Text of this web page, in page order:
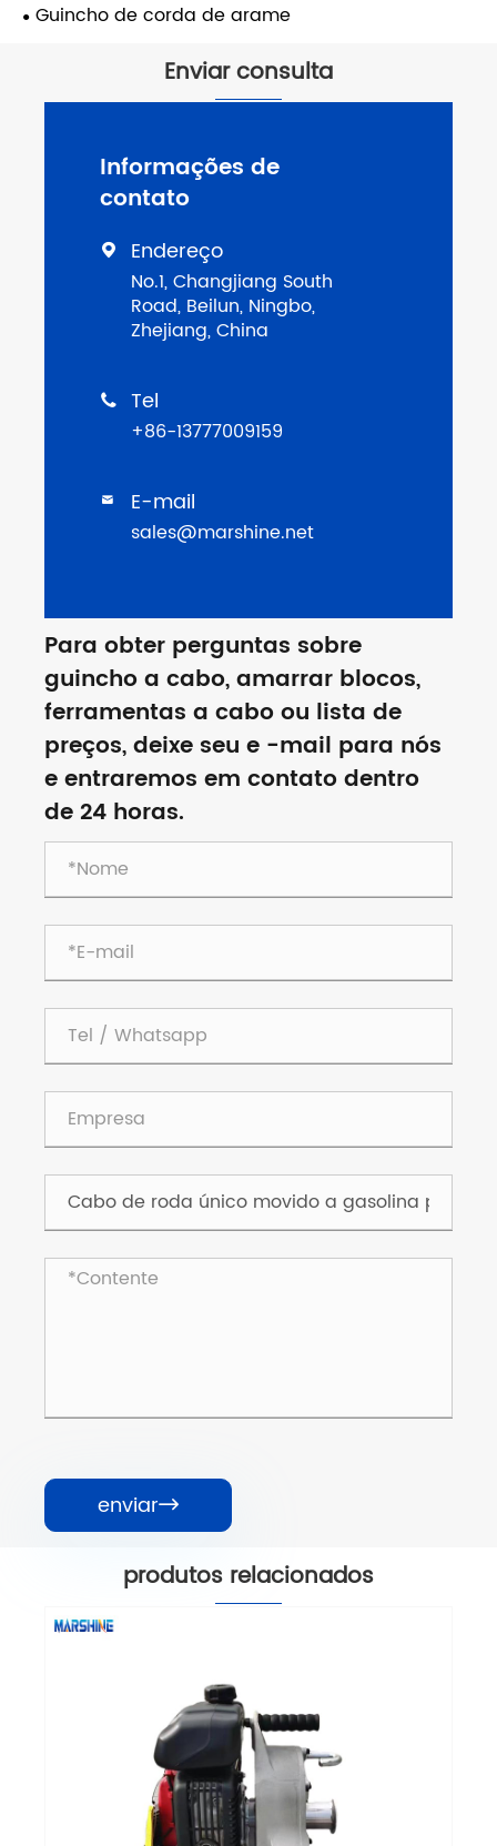
Guincho de corda de arame
Enviar consulta
Informações de
contato
 Endereço
No.1, Changjiang South
Road, Beilun, Ningbo,
Zhejiang, China
 Tel
+86-13777009159
 E-mail
sales@marshine.net
Para obter perguntas sobre
guincho a cabo, amarrar blocos,
ferramentas a cabo ou lista de
preços, deixe seu e -mail para nós
e entraremos em contato dentro
de 24 horas.
enviar
produtos relacionados